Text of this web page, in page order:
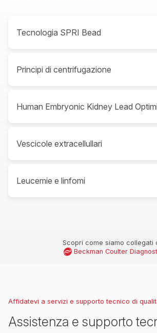
Tecnologia SPRI Bead
Principi di centrifugazione
Human Embryonic Kidney Lead
Vescicole extracellullari
Leucemie e linfomi
Scopri come siamo collegati
Beckman Coulter
Affidatevi a servizi e supporto tecnico di
Assistenza e supporto